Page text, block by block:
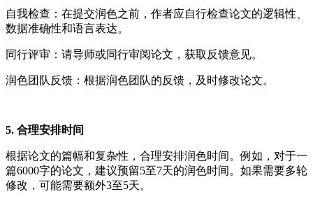
自我检查：在提交润色之前，作者应自行检查论文的逻辑性、
数据准确性和语言表达。
同行评审：请导师或同行审阅论文，获取反馈意见。
润色团队反馈：根据润色团队的反馈，及时修改论文。
5. 合理安排时间
根据论文的篇幅和复杂性，合理安排润色时间。例如，对于一
篇6000字的论文，建议预留5至7天的润色时间。如果需要多轮
修改，可能需要额外3至5天。